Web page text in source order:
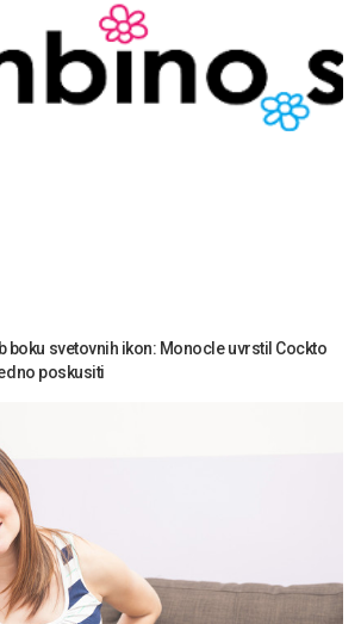
boku svetovnih ikon: Monocle uvrstil Cockto
poskusiti